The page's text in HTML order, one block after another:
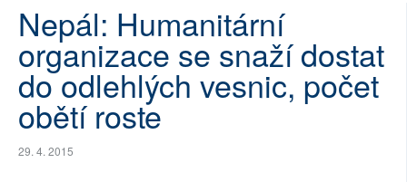
ARCHIV
ROZHOVORY
TÉMATA
NEJČTENĚJŠÍ ZA 7 DNÍ
Nepál: Humanitární
organizace se snaží dostat
do odlehlých vesnic, počet
obětí roste
29. 4. 2015